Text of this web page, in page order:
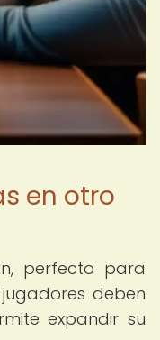
en otro
perfecto para
deben
expandir su